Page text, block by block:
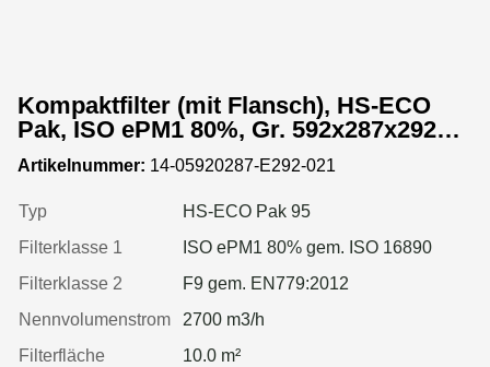
Kompaktfilter (mit Flansch), HS-ECO
Pak, ISO ePM1 80%, Gr. 592x287x292
mm, Rahmen:Kunststoff
Artikelnummer: 14-05920287-E292-021
Typ
HS-ECO Pak 95
Filterklasse 1
ISO ePM1 80% gem. ISO 16890
Filterklasse 2
F9 gem. EN779:2012
Nennvolumenstrom
2700 m3/h
Filterfläche
10.0 m²